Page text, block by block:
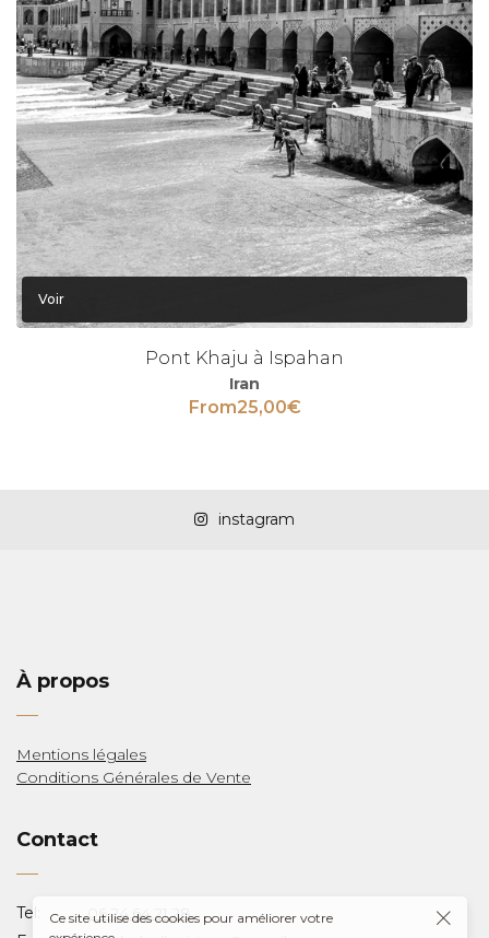
Voir
Pont Khaju à Ispahan
Iran
From25,00€
instagram
À propos
Mentions légales
Conditions Générales de Vente
Contact
Tel:
06.24.64.21.28
Ce site utilise des cookies pour améliorer votre